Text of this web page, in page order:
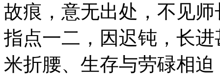
故痕，意无出处，不见
指点一二，因迟钝，长
米折腰、生存与劳碌相